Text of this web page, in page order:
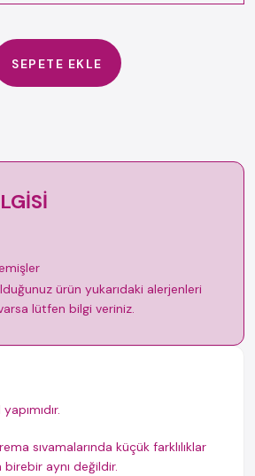
SEPETE EKLE
ürün yukarıdaki alerjenleri
lütfen bilgi veriniz.
sıvamalarında küçük farklılıklar
aynı değildir.